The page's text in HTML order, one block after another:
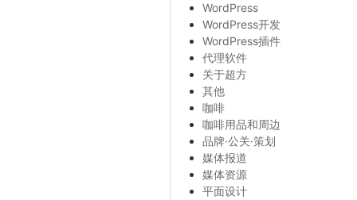
WordPress
WordPress开发
WordPress插件
代理软件
关于超方
其他
咖啡
咖啡用品和周边
品牌·公关·策划
媒体报道
媒体资源
平面设计